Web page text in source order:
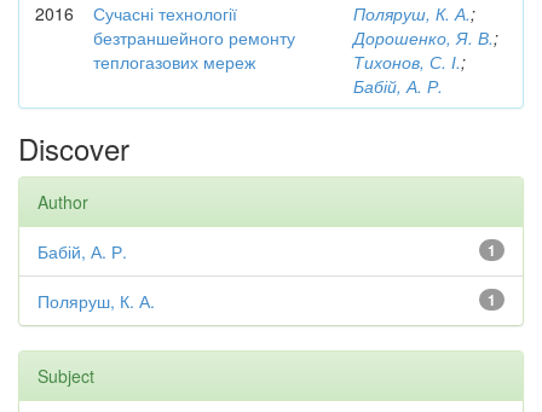
2016
Сучасні технології
безтраншейного ремонту
теплогазових мереж
Поляруш, К. А.;
Дорошенко, Я. В.;
Тихонов, С. І.;
Бабій, А. Р.
Discover
Author
1
Бабій, А. Р.
1
Поляруш, К. А.
Subject